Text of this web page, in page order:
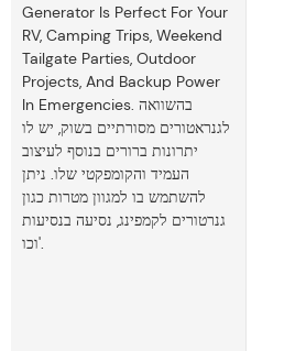
Generator Is Perfect For Your
RV, Camping Trips, Weekend
Tailgate Parties, Outdoor
Projects, And Backup Power
In Emergencies. בהשוואה
לגנראטורים מסורתיים בשוק, יש לו
יתרונות ברורים בנוסף לעיצוב
העמיד והקומפקטי שלו. ניתן
להשתמש בו למגוון מטרות כגון
גנרטורים לקמפינג, נסיעה בנסיעות
וכו'.